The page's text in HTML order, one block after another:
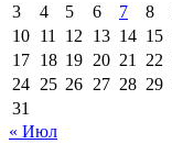
3
4 5 6 7 8
10 11 12 13 14 15
17 18 19 20 21 22
24 25 26 27 28 29
31
« Июл